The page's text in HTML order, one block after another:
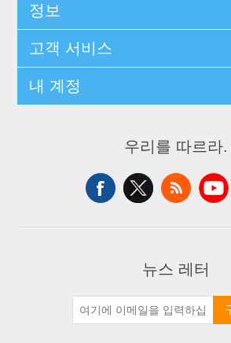
정보
고객 서비스
내 계정
우리를 따르라.
뉴스 레터